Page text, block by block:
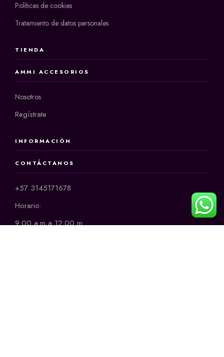
Políticas de cookies
Tratamiento de datos personales
TIENDA
AMMI ACCESORIOS
Nosotros
Regístrate
INFORMACIÓN
CONTÁCTANOS
+57 3145171678
Horario:
9:00 a.m a 12:00 m